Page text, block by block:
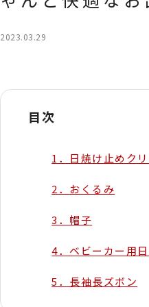
2023.03.29
目次
1．日焼け止めク
2．おくるみ
3．帽子
4．ベビーカー用
5．長袖長ズボン